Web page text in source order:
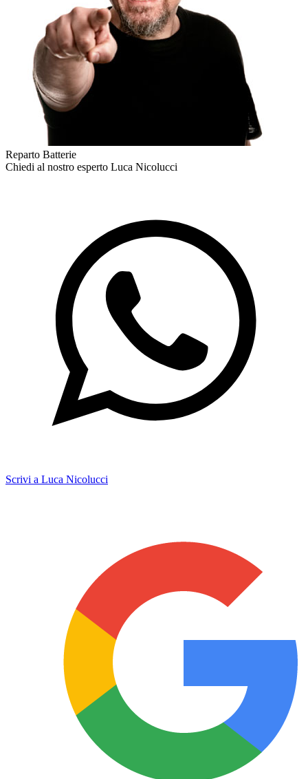
Reparto Batterie
Chiedi al nostro esperto Luca Nicolucci
Scrivi a Luca Nicolucci